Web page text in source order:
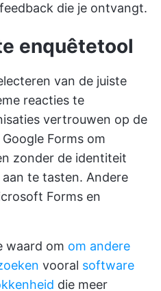
die je ontvangt.
enquêtetool
van de juiste
reacties te
vertrouwen op de
Forms om
zonder de identiteit
te tasten. Andere
Forms en
waard om om andere
vooral software
die meer